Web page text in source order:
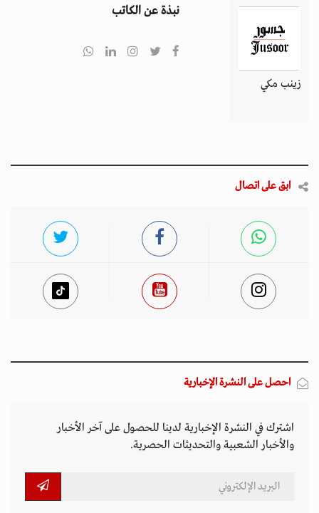
زينب مكي
نبذة عن الكاتب
ابق على اتصال
احصل على النشرة الإخبارية
اشترك في النشرة الإخبارية لدينا للحصول على آخر الأخبار
والأخبار الشعبية والتحديثات الحصرية.